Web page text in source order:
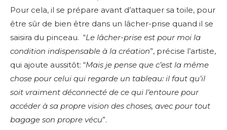
Pour cela, il se prépare avant d’attaquer sa toile, pour
être sûr de bien être dans un lâcher-prise quand il se
saisira du pinceau. “Le lâcher-prise est pour moi la
condition indispensable à la création”, précise l’artiste,
qui ajoute aussitôt: “Mais je pense que c’est la même
chose pour celui qui regarde un tableau: il faut qu’il
soit vraiment déconnecté de ce qui l’entoure pour
accéder à sa propre vision des choses, avec pour tout
bagage son propre vécu”.